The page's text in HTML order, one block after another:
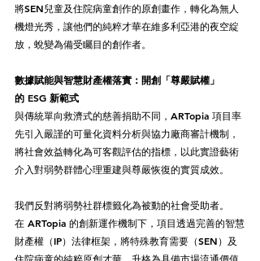
將SEN兒童及住院病童創作的原創畫作，轉化為無人
機燈光秀，讓他們的純粹才華在維多利亞港的夜空綻
放，蛻變為備受矚目的創作者。
數據賦能與智慧財產權落實：開創「尊嚴賦權」
的 ESG 新範式
與傳統單向救濟式的慈善捐助不同，ARTopia 項目率
先引入嚴謹的可量化資料分析與協力廠商審計機制，
將社會效益轉化為可客觀評估的指標，以此實證藝術
介入對弱勢群體心理重建與尊嚴恢復的實質成效。
我們反對將弱勢社群標籤化為被動的社會受助者。
在 ARTopia 的創新運作機制下，項目透過完善的智慧
財產權（IP）法律框架，將特殊教育需要（SEN）及
住院病童的純粹原創才華，升格為具備市場流通價值